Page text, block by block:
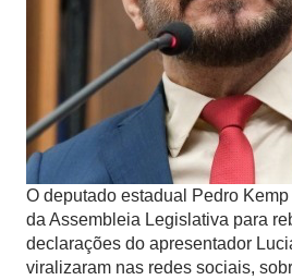
O deputado estadual Pedro
da Assembleia Legislativa para
declarações do apresentador
viralizaram nas redes sociais,